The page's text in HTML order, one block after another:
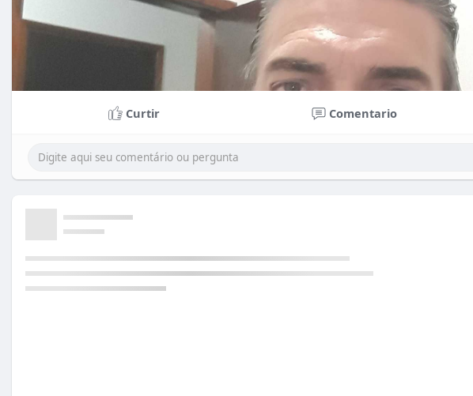
Curtir Comentario